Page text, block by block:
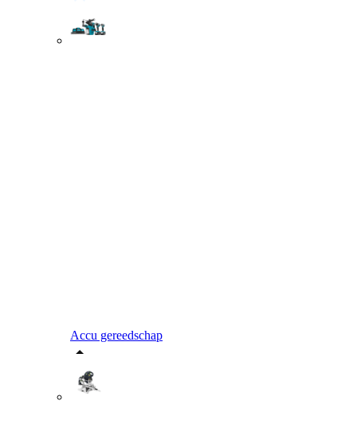
Accu gereedschap